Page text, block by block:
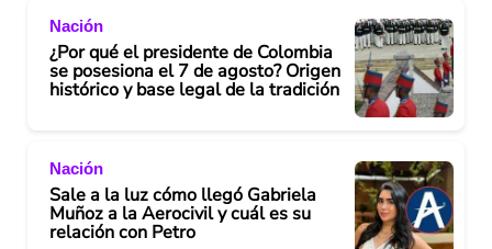
Nación
¿Por qué el presidente de Colombia
se posesiona el 7 de agosto? Origen
histórico y base legal de la tradición
Nación
Sale a la luz cómo llegó Gabriela
Muñoz a la Aerocivil y cuál es su
relación con Petro